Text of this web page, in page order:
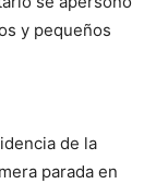
y pequeños
de la
parada en